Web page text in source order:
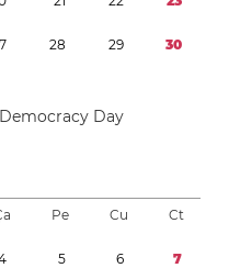
7 28 29 30
Day
Pe Cu Ct
5 6 7